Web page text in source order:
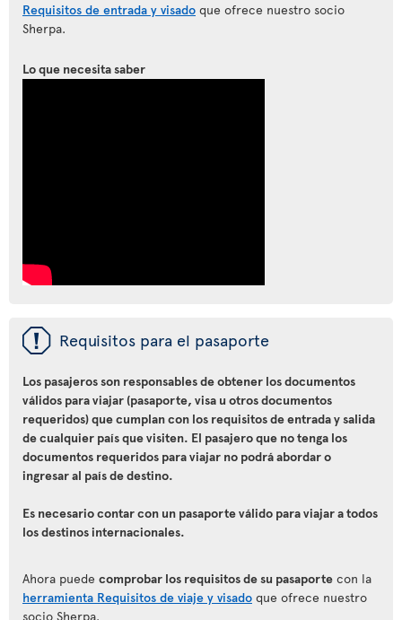
Requisitos de entrada y visado que ofrece nuestro socio
Sherpa.
Lo que necesita saber
ü Requisitos para el pasaporte
Los pasajeros son responsables de obtener los documentos
válidos para viajar (pasaporte, visa u otros documentos
requeridos) que cumplan con los requisitos de entrada y salida
de cualquier país que visiten. El pasajero que no tenga los
documentos requeridos para viajar no podrá abordar o
ingresar al país de destino.
Es necesario contar con un pasaporte válido para viajar a todos
los destinos internacionales.
Ahora puede comprobar los requisitos de su pasaporte con la
herramienta Requisitos de viaje y visado que ofrece nuestro
socio Sherpa.